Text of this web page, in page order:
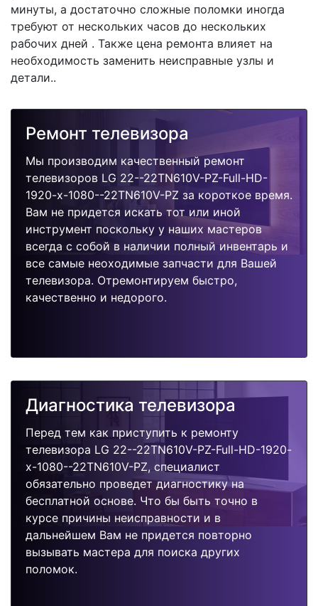
минуты, а достаточно сложные поломки иногда
требуют от нескольких часов до нескольких
рабочих дней . Также цена ремонта влияет на
необходимость заменить неисправные узлы и
детали..
Ремонт телевизора
Мы производим качественный ремонт
телевизоров LG 22--22TN610V-PZ-Full-HD-
1920-x-1080--22TN610V-PZ за короткое время.
Вам не придется искать тот или иной
инструмент поскольку у наших мастеров
всегда с собой в наличии полный инвентарь и
все самые неоходимые запчасти для Вашей
телевизора. Отремонтируем быстро,
качественно и недорого.
Диагностика телевизора
Перед тем как приступить к ремонту
телевизора LG 22--22TN610V-PZ-Full-HD-1920-
x-1080--22TN610V-PZ, специалист
обязательно проведет диагностику на
бесплатной основе. Что бы быть точно в
курсе причины неисправности и в
дальнейшем Вам не придется повторно
вызывать мастера для поиска других
поломок.